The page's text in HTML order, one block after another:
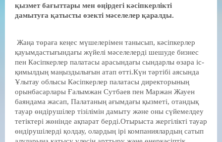
қызмет бағыттары мен өңірдегі кәсіпкерлікті
дамытуға қатысты өзекті мәселелер қаралды.
Жаңа төраға кеңес мүшелерімен танысып, кәсіпкерлер
қауымдастығындағы жүйелі мәселелерді шешуде бизнес
пен Кәсіпкерлер палатасы арасындағы сындарлы өзара іс-
қимылдың маңыздылығын атап өтті.Күн тәртібі аясында
Ұлытау облысы Кәсіпкерлер палатасы директорының
орынбасарлары Ғалымжан Сутбаев пен Маржан Жауен
баяндама жасап, Палатаның ағымдағы қызметі, отандық
тауар өндірушілер тізілімін дамыту және оны сүйемелдеу
тетіктері жөнінде ақпарат берді.Отырыста жергілікті тауар
өндірушілерді қолдау, олардың ірі компаниялардың сатып